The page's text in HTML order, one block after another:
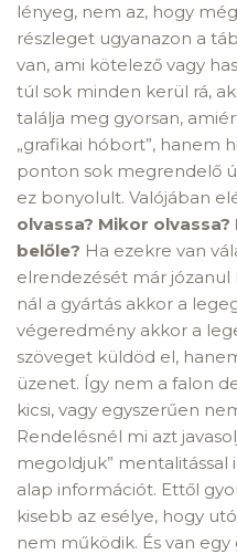
lényeg, nem az, hogy
részleget ugyanazon a
van, ami kötelező vagy
túl sok minden kerül rá,
találja meg gyorsan,
„grafikai hóbort”, hanem
ponton sok megrendelő
ez bonyolult. Valójában
olvassa? Mikor olvassa?
belőle? Ha ezekre van
elrendezését már józanul
nál a gyártás akkor a
végeredmény akkor a
szöveget küldöd el,
üzenet. Így nem a falon
kicsi, vagy egyszerűen
Rendelésnél mi azt
megoldjuk”
alap információt. Ettől
kisebb az esélye, hogy
nem működik. És van